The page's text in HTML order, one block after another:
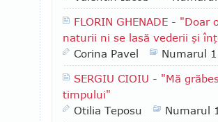
FLORIN GHENADE -
naturii ni se lasă vederii şi
Corina Pavel
Numarul
SERGIU CIOIU - "Mă
timpului"
Otilia Teposu
Numarul